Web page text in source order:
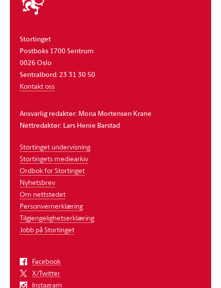
stortinget
Stortinget
Postboks 1700 Sentrum
0026 Oslo
Sentralbord: 23 31 30 50
Kontakt oss
Ansvarlig redaktør: Mona Mortensen Krane
Nettredaktør: Lars Henie Barstad
Stortinget undervisning
Stortingets mediearkiv
Ordbok for Stortinget
Nyhetsbrev
Om nettstedet
Personvernerklæring
Tilgjengelighetserklæring
Jobb på Stortinget
Facebook
X/Twitter
Instagram